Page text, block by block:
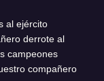
al ejército
derrote al
campeones
compañero